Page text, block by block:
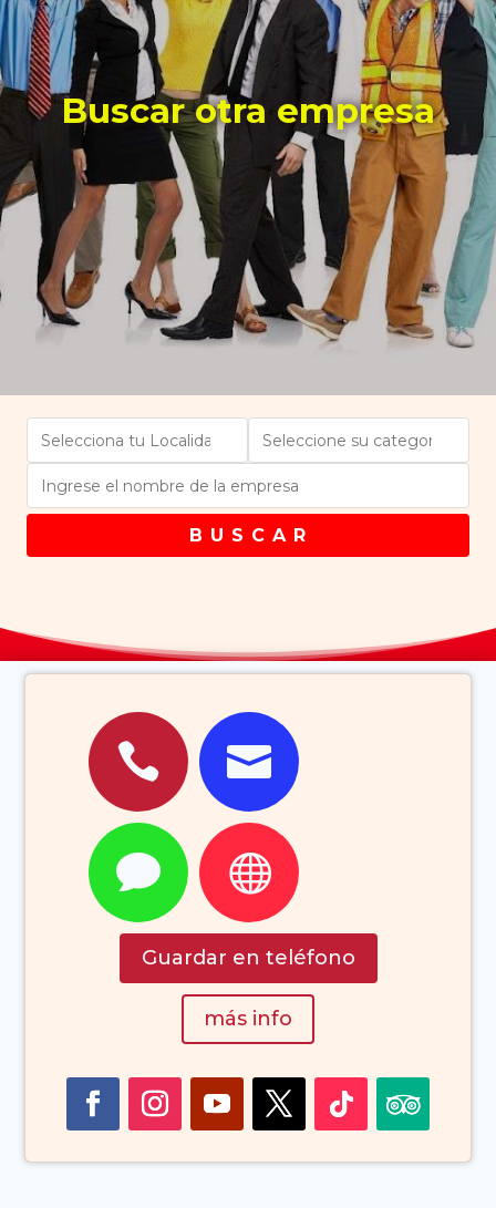
Buscar otra empresa
B U S C A R
 
 
Guardar en teléfono
más info